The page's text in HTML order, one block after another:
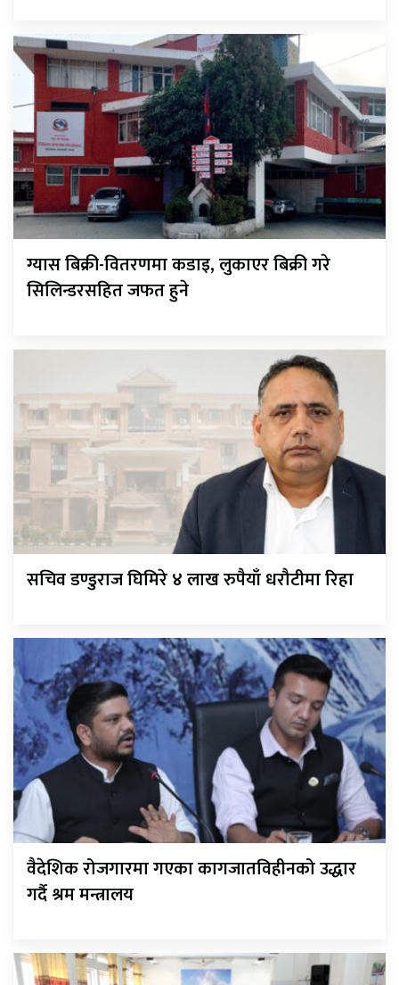
ग्यास बिक्री-वितरणमा कडाइ, लुकाएर बिक्री गरे
सिलिन्डरसहित जफत हुने
सचिव डण्डुराज घिमिरे ४ लाख रुपैयाँ धरौटीमा रिहा
वैदेशिक रोजगारमा गएका कागजातविहीनको उद्धार
गर्दै श्रम मन्त्रालय